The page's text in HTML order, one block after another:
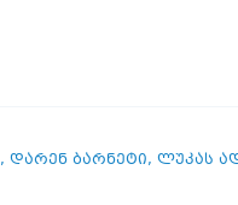
, დარენ ბარნეტი, ლუკას